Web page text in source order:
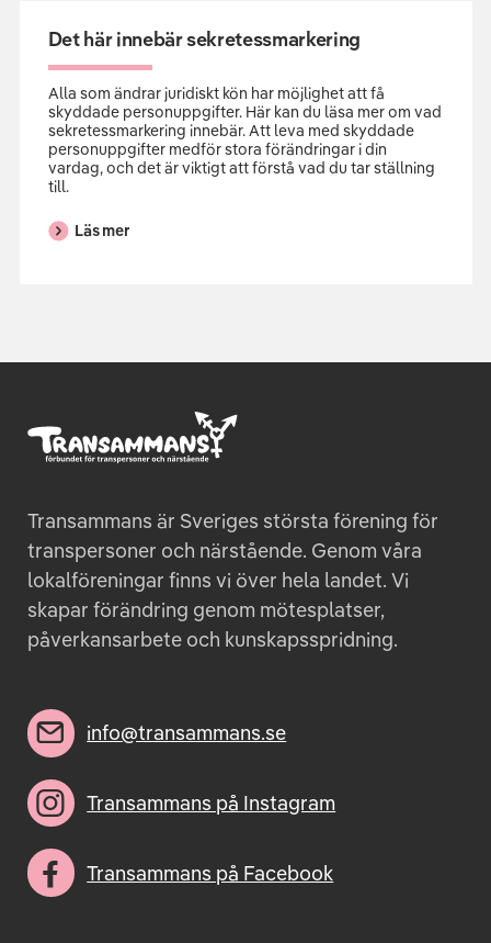
Det här innebär sekretess­­­markering
Alla som ändrar juridiskt kön har möjlighet att få
skyddade personuppgifter. Här kan du läsa mer om vad
sekretessmarkering innebär. Att leva med skyddade
personuppgifter medför stora förändringar i din
vardag, och det är viktigt att förstå vad du tar ställning
till.
Läs mer
Transammans är Sveriges största förening för
transpersoner och närstående. Genom våra
lokalföreningar finns vi över hela landet. Vi
skapar förändring genom mötesplatser,
påverkansarbete och kunskapsspridning.
info@transammans.se
Transammans på Instagram
Transammans på Facebook